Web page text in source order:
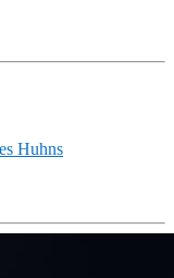
Huhns